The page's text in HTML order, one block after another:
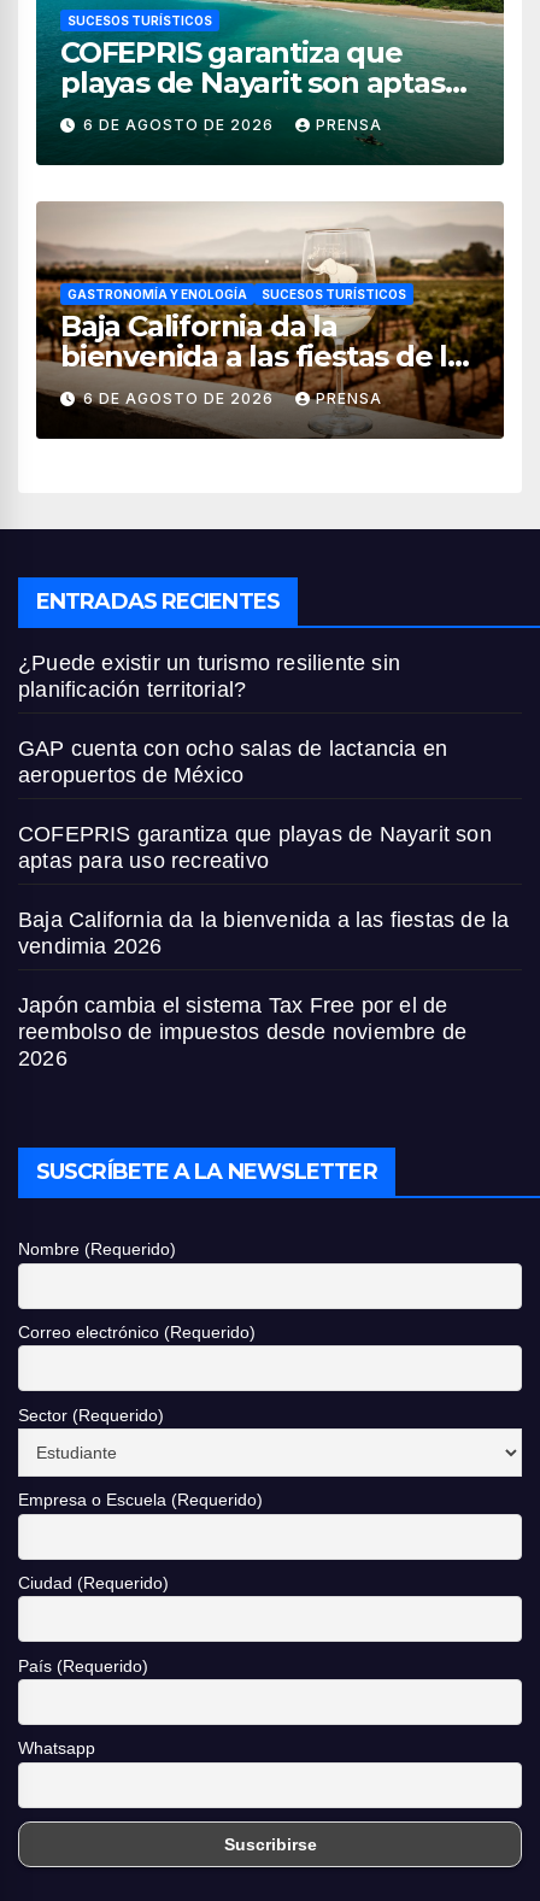
SUCESOS TURÍSTICOS
COFEPRIS garantiza que
playas de Nayarit son aptas
para uso recreativo
6 DE AGOSTO DE 2026 PRENSA
GASTRONOMÍA Y ENOLOGÍA SUCESOS TURÍSTICOS
Baja California da la
bienvenida a las fiestas de la
vendimia 2026
6 DE AGOSTO DE 2026 PRENSA
ENTRADAS RECIENTES
¿Puede existir un turismo resiliente sin
planificación territorial?
GAP cuenta con ocho salas de lactancia en
aeropuertos de México
COFEPRIS garantiza que playas de Nayarit son
aptas para uso recreativo
Baja California da la bienvenida a las fiestas de la
vendimia 2026
Japón cambia el sistema Tax Free por el de
reembolso de impuestos desde noviembre de
2026
SUSCRÍBETE A LA NEWSLETTER
Nombre (Requerido)
Correo electrónico (Requerido)
Sector (Requerido)
Empresa o Escuela (Requerido)
Ciudad (Requerido)
País (Requerido)
Whatsapp